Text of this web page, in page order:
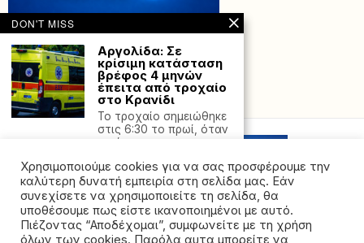
Powered with by Hostville”)
Χρησιμοποιούμε cookies για να σας προσφέρουμε την
καλύτερη δυνατή εμπειρία στη σελίδα μας. Εάν
συνεχίσετε να χρησιμοποιείτε τη σελίδα, θα
υποθέσουμε πως είστε ικανοποιημένοι με αυτό.
Πιέζοντας “Αποδέχομαι”, συμφωνείτε με τη χρήση
όλων των cookies. Παρόλα αυτα μπορείτε να
DON'T MISS
Αργολίδα: Σε
κρίσιμη κατάσταση
βρέφος 4 μηνών
έπειτα από τροχαίο
στο Κρανίδι
Το τροχαίο σημειώθηκε
στις 6:30 το πρωί, όταν
το όχημα
ΣΥΡΙΖΑ-ΠΣ: Ξεκινά η
διαδικασία εκλογής
Συνέδρων – Τα
εκλογικά κέντρα σε
Πρέβεζα, Καναλάκι-
Πάργα, Θεσπρωτικό,